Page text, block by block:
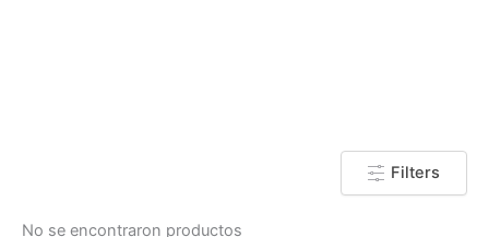
Filters
No se encontraron productos